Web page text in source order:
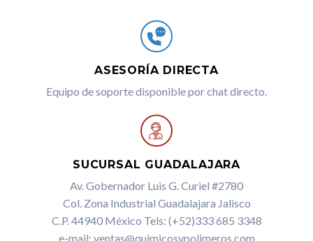
ASESORÍA DIRECTA
Equipo de soporte disponible por chat directo.
SUCURSAL GUADALAJARA
Av. Gobernador Luis G. Curiel #2780
Col. Zona Industrial Guadalajara Jalisco
C.P. 44940 México Tels: (+52)333 685 3348
e-mail: ventas@quimicosypolimeros.com